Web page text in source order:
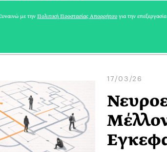
ΜΑΡΙΕΤΤΑ
17/03/26
με την Πολιτική Προστασίας Απορρήτου για την